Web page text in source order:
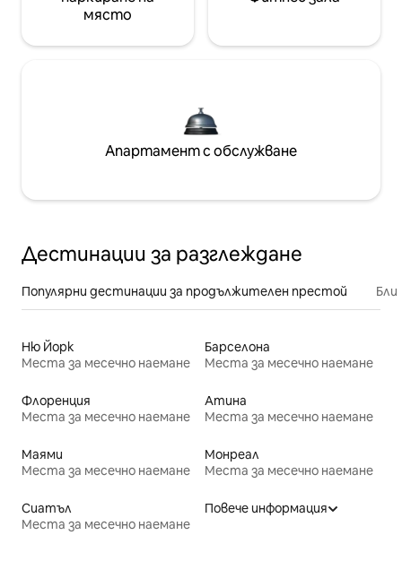
място
Апартамент с обслужване
Дестинации за разглеждане
Популярни дестинации за продължителен престой
Ню Йорк
Места за месечно наемане
Барселона
Места за месечно наемане
Флоренция
Места за месечно наемане
Атина
Места за месечно наемане
Маями
Места за месечно наемане
Монреал
Места за месечно наемане
Сиатъл
Места за месечно наемане
Повече информация